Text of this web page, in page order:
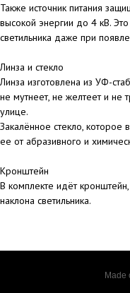
Также источник питания
высокой энергии до 4 кВ.
светильника даже при
Линза и стекло
Линза изготовлена из УФ-
не мутнеет, не желтеет и не
улице.
Закалённое стекло, которое
ее от абразивного и
Кронштейн
В комплекте идёт
наклона светильника.
Made